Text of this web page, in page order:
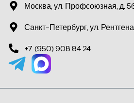
Москва, ул. Профсоюзная, д.
Санкт-Петербург, ул.
+7 (950) 908 84 24